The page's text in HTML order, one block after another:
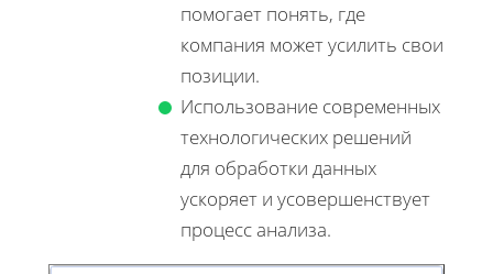
помогает понять, где
компания может усилить свои
позиции.
Использование современных
технологических решений
для обработки данных
ускоряет и усовершенствует
процесс анализа.